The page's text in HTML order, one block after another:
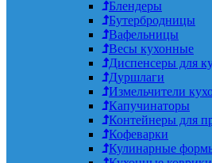
Блендеры
Бутербродницы
Вафельницы
Весы кухонные
Диспенсеры для
Дуршлаги
Измельчители
Капучинаторы
Контейнеры для
Кофеварки
Кулинарные